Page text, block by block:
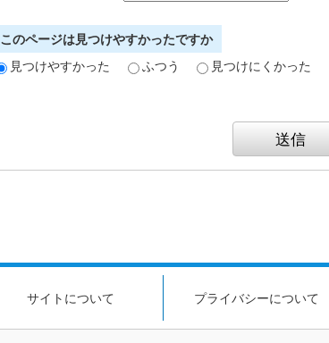
このページは見つけやすかったですか
見つけやすかった
ふつう 見つけにくかった
サイトについて プライバシーについて